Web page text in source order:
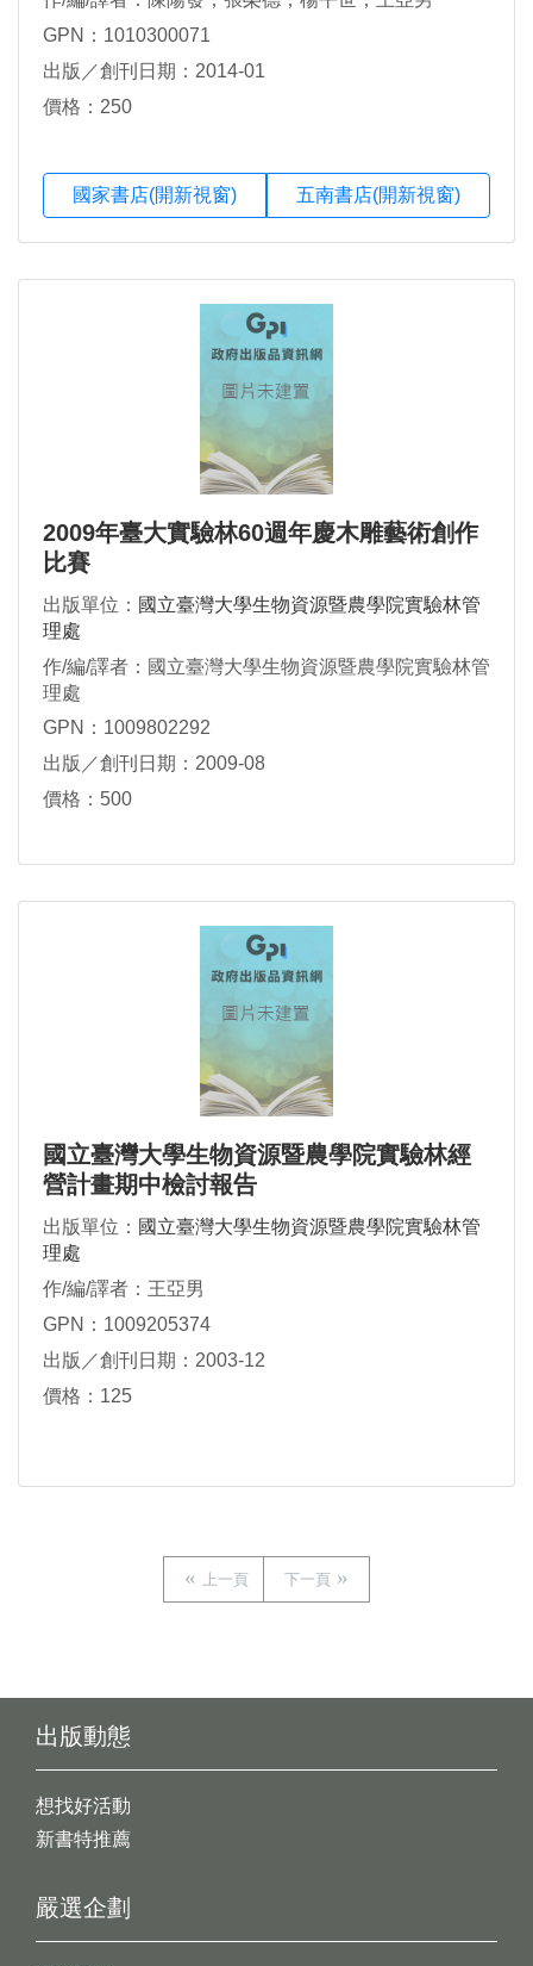
GPN：1010300071
出版／創刊日期：2014-01
價格：250
國家書店(開新視窗) 五南書店(開新視窗)
2009年臺大實驗林60週年慶木雕藝術創作
比賽
出版單位： 國立臺灣大學生物資源暨農學院實驗林管
理處
作/編/譯者：國立臺灣大學生物資源暨農學院實驗林管
理處
GPN：1009802292
出版／創刊日期：2009-08
價格：500
國立臺灣大學生物資源暨農學院實驗林經
營計畫期中檢討報告
出版單位： 國立臺灣大學生物資源暨農學院實驗林管
理處
作/編/譯者：王亞男
GPN：1009205374
出版／創刊日期：2003-12
價格：125
上一頁 下一頁
出版動態
想找好活動
新書特推薦
嚴選企劃